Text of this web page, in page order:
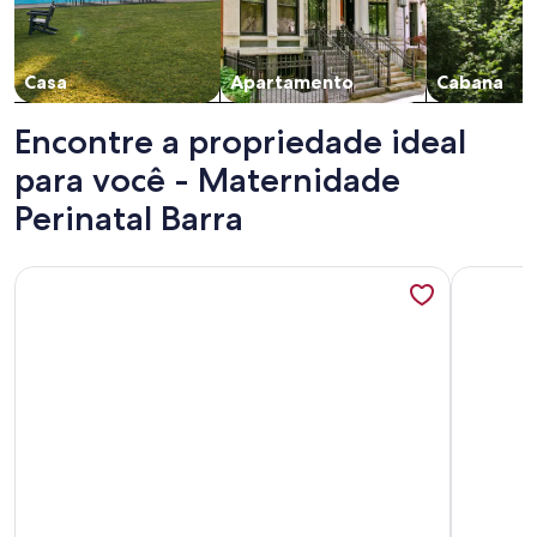
Casa Apartamento Cabana
Encontre a propriedade ideal
para você - Maternidade
Perinatal Barra
Mais informações sobre VISTA MAGNIFICA PARA O MAR
Mais